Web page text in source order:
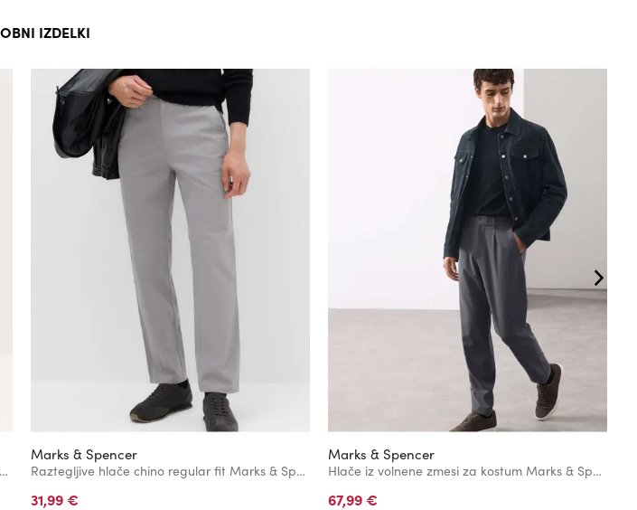
IZDELKI
Keprske chino hlače ozkega kroja The Ultimate Marks & Spencer siva
Marks & Spencer
Raztegljive hlače chino regular fit Marks & Spencer sive barve
31,99 €
Marks & Spencer
Hlače iz volnene zmesi za kostum Marks & Spencer siva
67,99 €